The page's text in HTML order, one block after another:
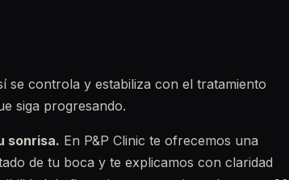
controla y estabiliza con el tratamiento
siga progresando.
sonrisa. En P&P Clinic te ofrecemos una
de tu boca y te explicamos con claridad